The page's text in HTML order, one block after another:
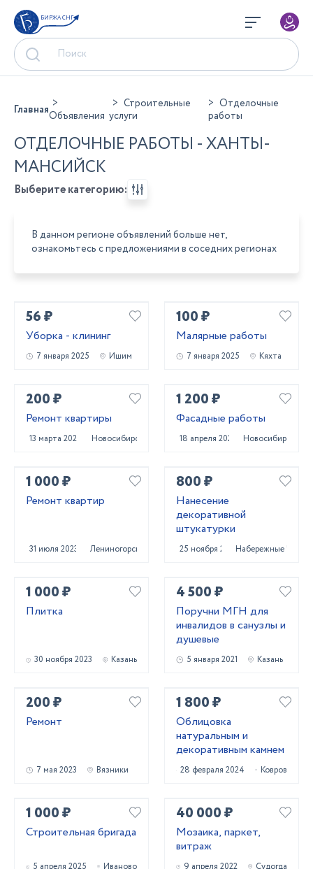
БИРЖА СНГ
ГлавнаяОбъявления
Строительные
услуги
Отделочные
работы
ОТДЕЛОЧНЫЕ РАБОТЫ - ХАНТЫ-
МАНСИЙСК
Выберите категорию:
В данном регионе объявлений больше нет,
ознакомьтесь с предложениями в соседних регионах
56 ₽
Уборка - клининг
7 января 2025 Ишим
100 ₽
Малярные работы
7 января 2025 Кяхта
200 ₽
Ремонт квартиры
13 марта 2024 Новосибирск
1 200 ₽
Фасадные работы
18 апреля 2023 Новосибирск
1 000 ₽
Ремонт квартир
31 июля 2023 Лениногорск
800 ₽
Нанесение
декоративной
штукатурки
25 ноября 2025Набережные Челны
1 000 ₽
Плитка
30 ноября 2023 Казань
4 500 ₽
Поручни МГН для
инвалидов в санузлы и
душевые
5 января 2021 Казань
200 ₽
Ремонт
7 мая 2023 Вязники
1 800 ₽
Облицовка
натуральным и
декоративным камнем
28 февраля 2024 Ковров
1 000 ₽
Строительная бригада
5 апреля 2025 Иваново
40 000 ₽
Мозаика, паркет,
витраж
9 апреля 2022 Судогда